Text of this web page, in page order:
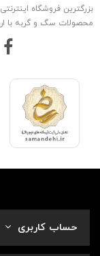
بزرگترین فروشگاه
محصولات سگ و گربه با
حساب کاربری